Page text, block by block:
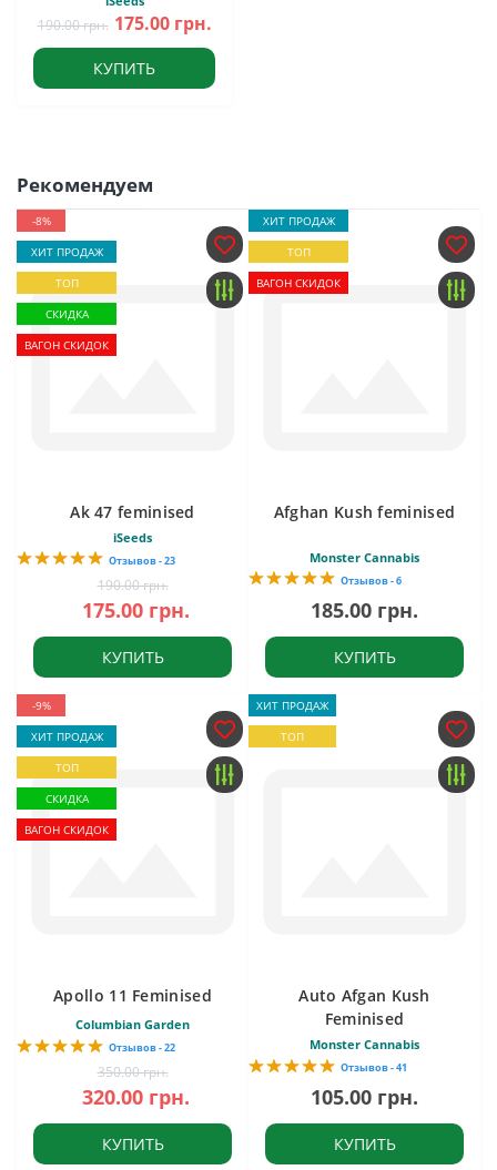
190.00 грн. 175.00 грн.
КУПИТЬ
Рекомендуем
-8%
ХИТ ПРОДАЖ
ТОП
СКИДКА
ВАГОН СКИДОК
Ak 47 feminised
iSeeds
Отзывов - 23
190.00 грн.
175.00 грн.
КУПИТЬ
ХИТ ПРОДАЖ
ТОП
ВАГОН СКИДОК
Afghan Kush feminised
Monster Cannabis
Отзывов - 6
185.00 грн.
КУПИТЬ
-9%
ХИТ ПРОДАЖ
ТОП
СКИДКА
ВАГОН СКИДОК
Apollo 11 Feminised
Columbian Garden
Отзывов - 22
350.00 грн.
320.00 грн.
КУПИТЬ
ХИТ ПРОДАЖ
ТОП
Auto Afgan Kush
Feminised
Monster Cannabis
Отзывов - 41
105.00 грн.
КУПИТЬ